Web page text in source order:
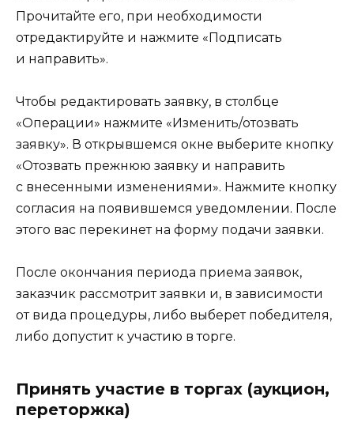
Прочитайте его, при необходимости
отредактируйте и нажмите «Подписать
и направить».
Чтобы редактировать заявку, в столбце
«Операции» нажмите «Изменить/отозвать
заявку». В открывшемся окне выберите кнопку
«Отозвать прежнюю заявку и направить
с внесенными изменениями». Нажмите кнопку
согласия на появившемся уведомлении. После
этого вас перекинет на форму подачи заявки.
После окончания периода приема заявок,
заказчик рассмотрит заявки и, в зависимости
от вида процедуры, либо выберет победителя,
либо допустит к участию в торге.
Принять участие в торгах (аукцион,
переторжка)